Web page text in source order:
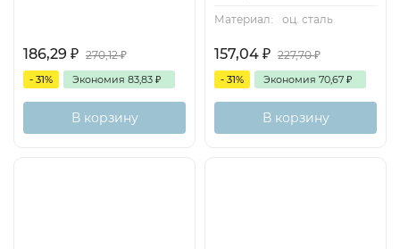
186,29 ₽ 270,12₽
- 31% Экономия 83,83 ₽
В корзину
Материал:
оц. сталь
157,04 ₽ 227,70₽
- 31% Экономия 70,67 ₽
В корзину